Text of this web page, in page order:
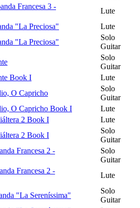
Francesa 3 -
Lute
"La Preciosa"
Lute
"La Preciosa"
Solo
Guitar
Solo
Guitar
Book I
Lute
O Capricho
Solo
Guitar
O Capricho Book I
Lute
2 Book I
Lute
2 Book I
Solo
Guitar
Francesa 2 -
Solo
Guitar
Francesa 2 -
Lute
"La Sereníssima"
Solo
Guitar